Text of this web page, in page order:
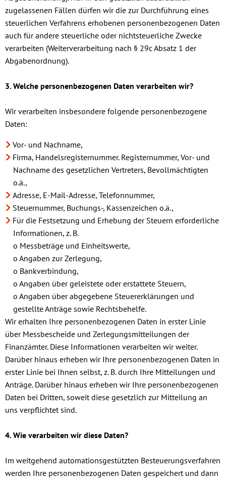
zugelassenen Fällen dürfen wir die zur Durchführung eines
steuerlichen Verfahrens erhobenen personenbezogenen Daten
auch für andere steuerliche oder nichtsteuerliche Zwecke
verarbeiten (Weiterverarbeitung nach § 29c Absatz 1 der
Abgabenordnung).
3. Welche personenbezogenen Daten verarbeiten wir?
Wir verarbeiten insbesondere folgende personenbezogene
Daten:
Vor- und Nachname,
Firma, Handelsregisternummer. Registernummer, Vor- und
Nachname des gesetzlichen Vertreters, Bevollmächtigten
o.ä.,
Adresse, E-Mail-Adresse, Telefonnummer,
Steuernummer, Buchungs-, Kassenzeichen o.ä.,
Für die Festsetzung und Erhebung der Steuern erforderliche
Informationen, z. B.
o Messbeträge und Einheitswerte,
o Angaben zur Zerlegung,
o Bankverbindung,
o Angaben über geleistete oder erstattete Steuern,
o Angaben über abgegebene Steuererklärungen und
gestellte Anträge sowie Rechtsbehelfe.
Wir erhalten Ihre personenbezogenen Daten in erster Linie
über Messbescheide und Zerlegungsmitteilungen der
Finanzämter. Diese Informationen verarbeiten wir weiter.
Darüber hinaus erheben wir Ihre personenbezogenen Daten in
erster Linie bei Ihnen selbst, z. B. durch Ihre Mitteilungen und
Anträge. Darüber hinaus erheben wir Ihre personenbezogenen
Daten bei Dritten, soweit diese gesetzlich zur Mitteilung an
uns verpflichtet sind.
4. Wie verarbeiten wir diese Daten?
Im weitgehend automationsgestützten Besteuerungsverfahren
werden Ihre personenbezogenen Daten gespeichert und dann